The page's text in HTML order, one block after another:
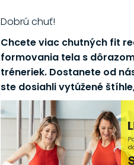
Dobrú chuť!
Chcete viac chutných fit
formovania tela s
tréneriek. Dostanete od
ste dosiahli vytúžené